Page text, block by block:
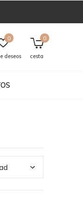
deseos
0
cesta
0